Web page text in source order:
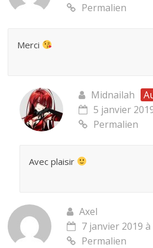
Permalien
Merci
Midnailah
5 janvier
Permalien
Avec plaisir
Axel
7 janvier 2019
Permalien